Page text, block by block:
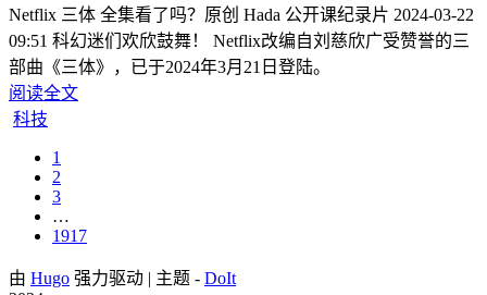
Netflix 三体 全集看了吗？原创 Hada 公开课纪录片 2024-03-22
09:51 科幻迷们欢欣鼓舞！ Netflix改编自刘慈欣广受赞誉的三
部曲《三体》，已于2024年3月21日登陆。
阅读全文
科技
1
2
3
…
1917
由 Hugo 强力驱动 | 主题 - DoIt